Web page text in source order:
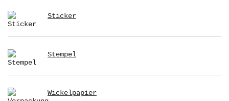
Sticker
Stempel
Wickelpapier